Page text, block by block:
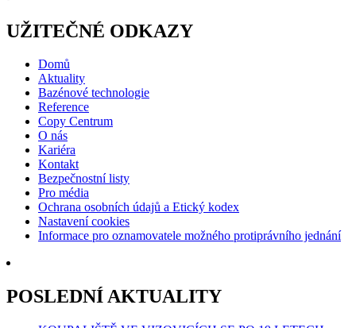
UŽITEČNÉ ODKAZY
Domů
Aktuality
Bazénové technologie
Reference
Copy Centrum
O nás
Kariéra
Kontakt
Bezpečnostní listy
Pro média
Ochrana osobních údajů a Etický kodex
Nastavení cookies
Informace pro oznamovatele možného protiprávního jednání
POSLEDNÍ AKTUALITY